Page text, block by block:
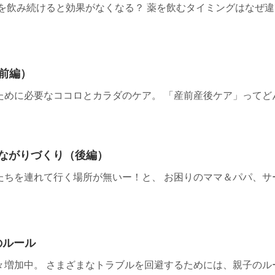
飲み続けると効果がなくなる？ 薬を飲むタイミングはなぜ
編）
に必要なココロとカラダのケア。 「産前産後ケア」って
がりづくり（後編）
を連れて行く場所が無いー！と、 お困りのママ＆パパ、
ール
加中。 さまざまなトラブルを回避するためには、親子の